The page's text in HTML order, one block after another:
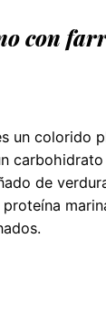
con
un colorido
de